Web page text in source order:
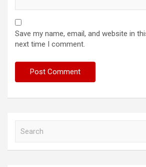
Save my name, email, and website in
next time I comment.